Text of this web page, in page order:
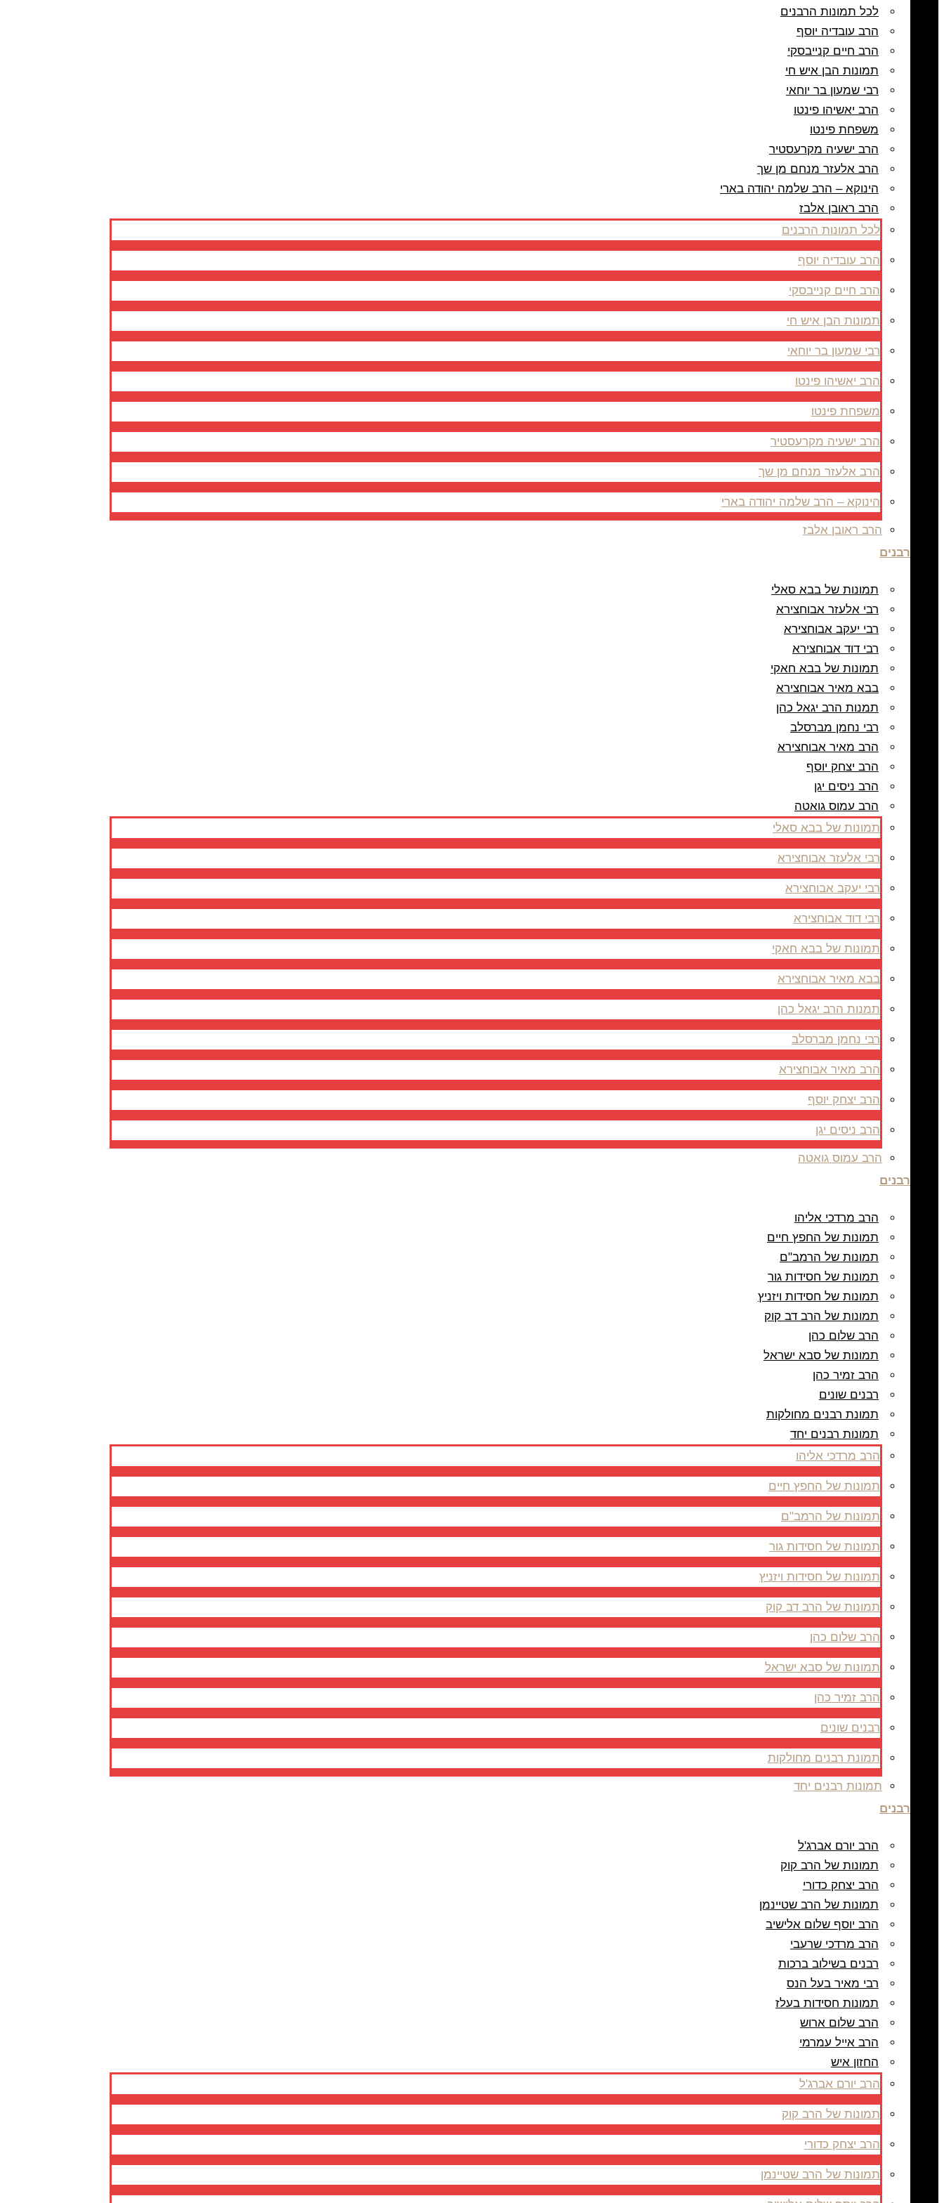
לכל תמונות הרבנים
הרב עובדיה יוסף
הרב חיים קנייבסקי
תמונות הבן איש חי
רבי שמעון בר יוחאי
הרב יאשיהו פינטו
משפחת פינטו
הרב ישעיה מקרעסטיר
הרב אלעזר מנחם מן שך
הינוקא – הרב שלמה יהודה בארי
הרב ראובן אלבז
לכל תמונות הרבנים
הרב עובדיה יוסף
הרב חיים קנייבסקי
תמונות הבן איש חי
רבי שמעון בר יוחאי
הרב יאשיהו פינטו
משפחת פינטו
הרב ישעיה מקרעסטיר
הרב אלעזר מנחם מן שך
הינוקא – הרב שלמה יהודה בארי
הרב ראובן אלבז
רבנים
תמונות של בבא סאלי
רבי אלעזר אבוחצירא
רבי יעקב אבוחצירא
רבי דוד אבוחצירא
תמונות של בבא חאקי
בבא מאיר אבוחצירא
תמנות הרב יגאל כהן
רבי נחמן מברסלב
הרב מאיר אבוחצירא
הרב יצחק יוסף
הרב ניסים יגן
הרב עמוס גואטה
תמונות של בבא סאלי
רבי אלעזר אבוחצירא
רבי יעקב אבוחצירא
רבי דוד אבוחצירא
תמונות של בבא חאקי
בבא מאיר אבוחצירא
תמנות הרב יגאל כהן
רבי נחמן מברסלב
הרב מאיר אבוחצירא
הרב יצחק יוסף
הרב ניסים יגן
הרב עמוס גואטה
רבנים
הרב מרדכי אליהו
תמונות של החפץ חיים
תמונות של הרמב"ם
תמונות של חסידות גור
תמונות של חסידות ויזניץ
תמונות של הרב דב קוק
הרב שלום כהן
תמונות של סבא ישראל
הרב זמיר כהן
רבנים שונים
תמונת רבנים מחולקות
תמונות רבנים יחד
הרב מרדכי אליהו
תמונות של החפץ חיים
תמונות של הרמב"ם
תמונות של חסידות גור
תמונות של חסידות ויזניץ
תמונות של הרב דב קוק
הרב שלום כהן
תמונות של סבא ישראל
הרב זמיר כהן
רבנים שונים
תמונת רבנים מחולקות
תמונות רבנים יחד
רבנים
הרב יורם אברג'ל
תמונות של הרב קוק
הרב יצחק כדורי
תמונות של הרב שטיינמן
הרב יוסף שלום אלישיב
הרב מרדכי שרעבי
רבנים בשילוב ברכות
רבי מאיר בעל הנס
תמונות חסידות בעלז
הרב שלום ארוש
הרב אייל עמרמי
החזון איש
הרב יורם אברג'ל
תמונות של הרב קוק
הרב יצחק כדורי
תמונות של הרב שטיינמן